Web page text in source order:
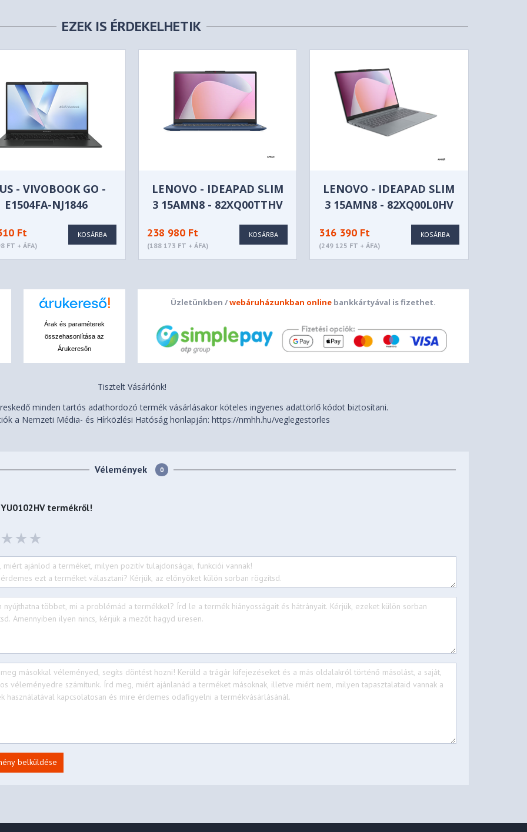
Dolby Audio™
multi-touch touchpad,
(14.14 x 9.28 x 0.78 inches)
DisplayPort™ 1.2)
combo jack (3.5mm)
supported via USB-C®. For
EZEK IS ÉRDEKELHETIK
- VIVOBOOK GO -
E1504FA-NJ1846
Ft
FT + ÁFA)
KOSÁRBA
LENOVO - IDEAPAD SLIM
3 15AMN8 - 82XQ00TTHV
238 980 Ft
(188 173 FT + ÁFA)
KOSÁRBA
LENOVO - IDEAPAD SLIM
3 15AMN8 - 82XQ00L0HV
316 390 Ft
(249 125 FT + ÁFA)
KOSÁRBA
Árak és paraméterek
összehasonlítása az
Árukeresőn
Üzletünkben /webáruházunkban online bankkártyával is fizethet.
Tisztelt Vásárlónk!
minden tartós adathordozó termék vásárlásakor köteles ingyenes adattörlő kódot biztosítani.
a Nemzeti Média- és Hírközlési Hatóság honlapján: https://nmhh.hu/veglegestorles
Vélemények 0
termékről!
belküldése